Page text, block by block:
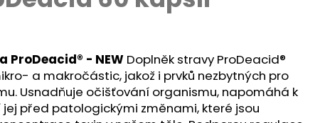
ProDeacid® - NEW Doplněk stravy ProDeacid®
a makročástic, jakož i prvků nezbytných pro
Usnadňuje očišťování organismu, napomáhá k
před patologickými změnami, které jsou
HAIR COMPLEX